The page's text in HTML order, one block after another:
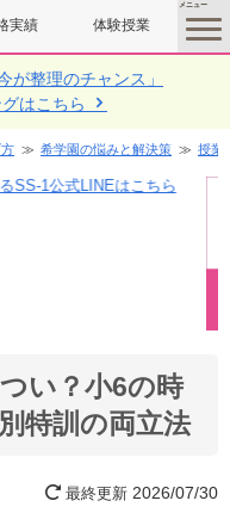
体験授業
実績
toggle
menu
が整理のチャンス」
はこちら
希学園の悩みと解決策 授業
い？小6の時
特訓の両立法
最終更新 2026/07/30